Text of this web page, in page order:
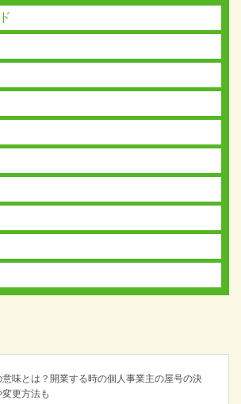
意味とは？開業する時の個人事業主の屋号の決
更方法も